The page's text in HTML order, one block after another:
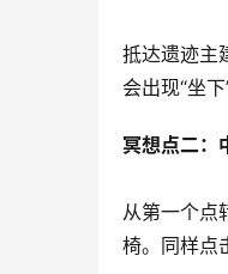
抵达遗迹主
会出现“坐
冥想点二：
从第一个点
椅。同样点